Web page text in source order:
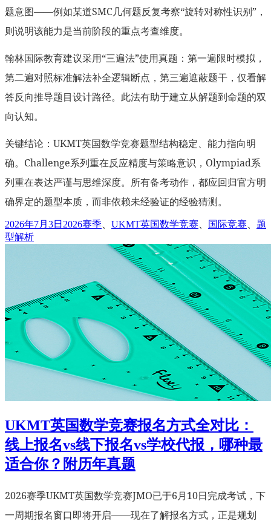
题意图——例如某道SMC几何题反复考察“旋转对称性识别”，
则说明该能力是当前阶段的重点考查维度。
翰林国际教育建议采用“三遍法”使用真题：第一遍限时模拟，
第二遍对照标准解法补全逻辑断点，第三遍遮蔽题干，仅看解
答反向推导题目设计路径。此法有助于建立从解题到命题的双
向认知。
关键结论：UKMT英国数学竞赛题型结构稳定、能力指向明
确。Challenge系列重在反应精度与策略意识，Olympiad系
列重在表达严谨与思维深度。所有备考动作，都应回归官方明
确界定的题型本质，而非依赖未经验证的经验猜测。
发
布
2026年7月3日 标
2026赛季、 UKMT英国数学竞赛、 国际竞赛、 题
型解析
UKMT英国数学竞赛报名方式全对比：
线上报名vs线下报名vs学校代报，哪种最
适合你？附历年真题
2026赛季UKMT英国数学竞赛JMO已于6月10日完成考试，下
一周期报名窗口即将开启——现在了解报名方式，正是规划